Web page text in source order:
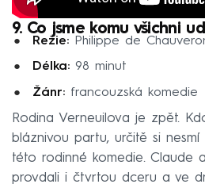
9. Co jsme komu všichni
Režie:Philippe de
Délka:98 minut
Žánr:francouzská komedie
Rodina Verneuilova je zpět.
bláznivou partu, určitě si
této rodinné komedie. Claude
provdali i čtvrtou dceru a ve